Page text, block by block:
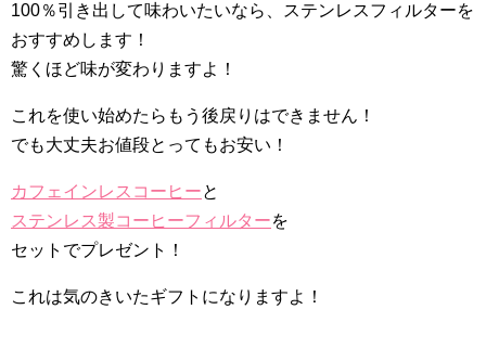
100％引き出して味わいたいなら、ステンレスフィルターを
おすすめします！
驚くほど味が変わりますよ！
これを使い始めたらもう後戻りはできません！
でも大丈夫お値段とってもお安い！
カフェインレスコーヒーと
ステンレス製コーヒーフィルターを
セットでプレゼント！
これは気のきいたギフトになりますよ！